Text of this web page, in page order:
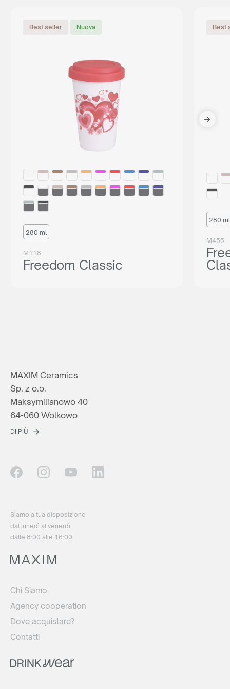
Best seller Nuova
280 ml
M118
Freedom Classic
Best
280 ml
M455
MAXIM Ceramics
Sp. z o.o.
Maksymilianowo 40
64-060 Wolkowo
DI PIÙ
Siamo a tua disposizione
dal lunedì al venerdì
dalle 8:00 alle 16:00
Chi Siamo
Agency cooperation
Dove acquistare?
Contatti